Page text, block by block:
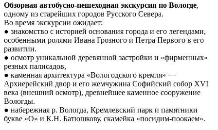
Обзорная автобусно-пешеходная экскурсия по Вологде,
одному из старейших городов Русского Севера.
Во время экскурсии ожидает:
● знакомство с историей основания города и его легендами,
особенными ролями Ивана Грозного и Петра Первого в его
развитии.
● осмотр уникальной деревянной застройки и «фирменных»
резных палисадов,
● каменная архитектура «Вологодского кремля» —
Архиерейский двор и его жемчужина Софийский собор XVI
века (внешний осмотр), древнейшее каменное сооружение
Вологды.
● набережная р. Вологда, Кремлевский парк и памятники
букве «О» и К.Н. Батюшкову, скамейка «посидим-поокаем».